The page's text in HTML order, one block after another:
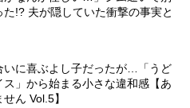
た!? 夫が隠していた衝撃の事実と
いに喜ぶよし子だったが…「うど
ス」から始まる小さな違和感【あ
ん Vol.5】